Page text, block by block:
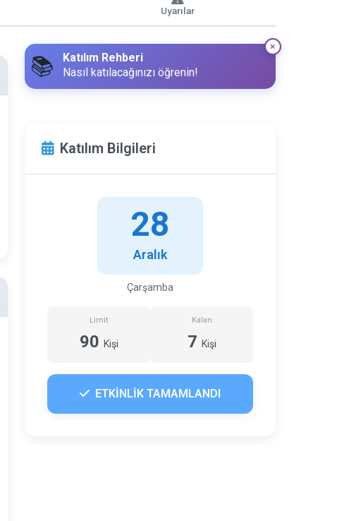
Uyarılar
📚
Katılım Rehberi
Nasıl katılacağınızı öğrenin!
Katılım Bilgileri
28
Aralık
Çarşamba
Limit
90 Kişi
Kalan
7 Kişi
ETKİNLİK TAMAMLANDI